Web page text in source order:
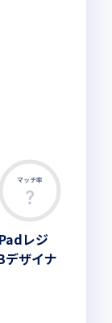
マッチ率
レジ
デザイナ